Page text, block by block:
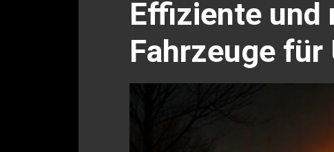
Effiziente und
Fahrzeuge